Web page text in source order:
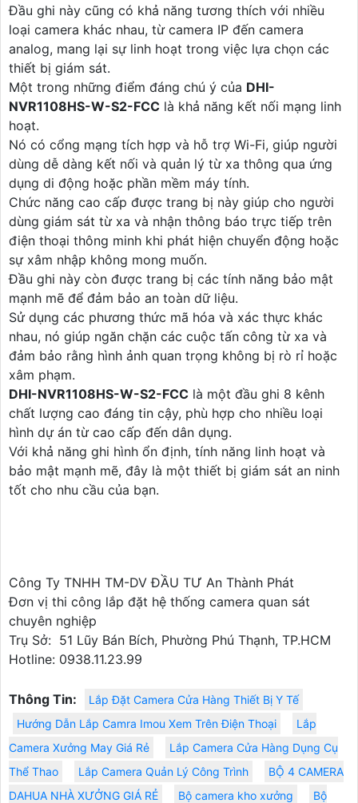
Đầu ghi này cũng có khả năng tương thích với nhiều
loại camera khác nhau, từ camera IP đến camera
analog, mang lại sự linh hoạt trong việc lựa chọn các
thiết bị giám sát.
Một trong những điểm đáng chú ý của DHI-
NVR1108HS-W-S2-FCC là khả năng kết nối mạng linh
hoạt.
Nó có cổng mạng tích hợp và hỗ trợ Wi-Fi, giúp người
dùng dễ dàng kết nối và quản lý từ xa thông qua ứng
dụng di động hoặc phần mềm máy tính.
Chức năng cao cấp được trang bị này giúp cho người
dùng giám sát từ xa và nhận thông báo trực tiếp trên
điện thoại thông minh khi phát hiện chuyển động hoặc
sự xâm nhập không mong muốn.
Đầu ghi này còn được trang bị các tính năng bảo mật
mạnh mẽ để đảm bảo an toàn dữ liệu.
Sử dụng các phương thức mã hóa và xác thực khác
nhau, nó giúp ngăn chặn các cuộc tấn công từ xa và
đảm bảo rằng hình ảnh quan trọng không bị rò rỉ hoặc
xâm phạm.
DHI-NVR1108HS-W-S2-FCC là một đầu ghi 8 kênh
chất lượng cao đáng tin cậy, phù hợp cho nhiều loại
hình dự án từ cao cấp đến dân dụng.
Với khả năng ghi hình ổn định, tính năng linh hoạt và
bảo mật mạnh mẽ, đây là một thiết bị giám sát an ninh
tốt cho nhu cầu của bạn.
Công Ty TNHH TM-DV ĐẦU TƯ An Thành Phát
Đơn vị thi công lắp đặt hệ thống camera quan sát
chuyên nghiệp
Trụ Sở: 51 Lũy Bán Bích, Phường Phú Thạnh, TP.HCM
Hotline: 0938.11.23.99
Thông Tin:
Lắp Đặt Camera Cửa Hàng Thiết Bị Y Tế
Hướng Dẫn Lắp Camra Imou Xem Trên Điện Thoại
Lắp
Camera Xưởng May Giá Rẻ
Lắp Camera Cửa Hàng Dụng Cụ
Thể Thao
Lắp Camera Quản Lý Công Trình
BỘ 4 CAMERA
DAHUA NHÀ XƯỞNG GIÁ RẺ
Bộ camera kho xưởng
Bộ